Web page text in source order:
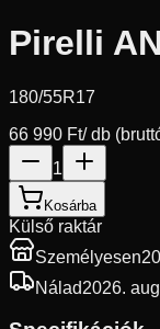
Pirelli
180/55R17
66 990 Ft/ db
1
Kosárba
Külső raktár
Személyesen
Nálad2026.